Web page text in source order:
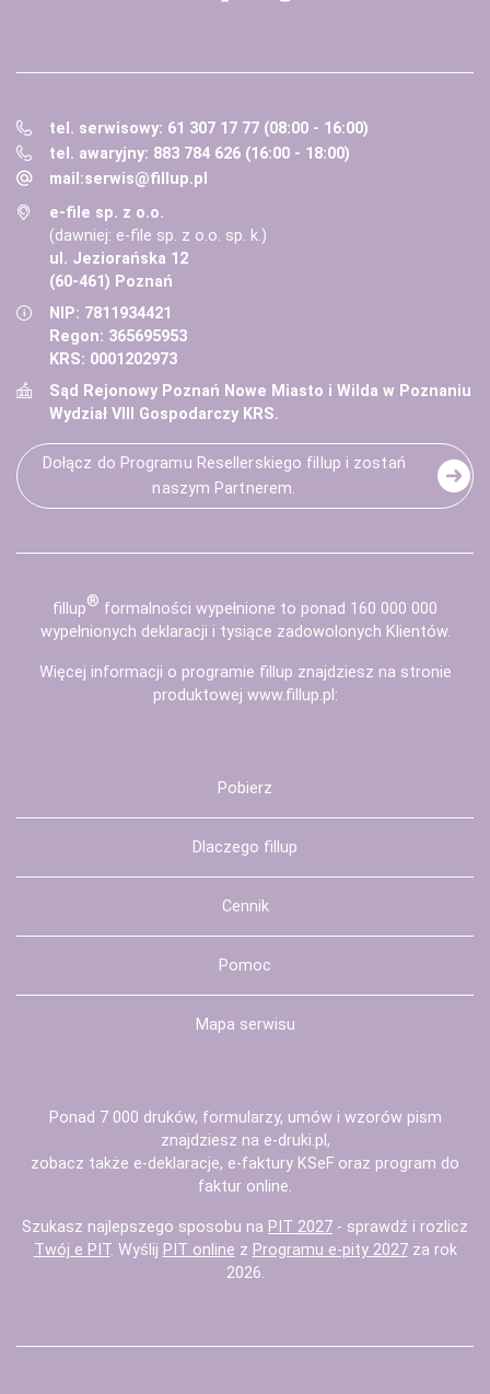
tel. serwisowy: 61 307 17 77 (08:00 - 16:00)
tel. awaryjny: 883 784 626 (16:00 - 18:00)
mail:serwis@fillup.pl
e-file sp. z o.o.
(dawniej: e-file sp. z o.o. sp. k.)
ul. Jeziorańska 12
(60-461) Poznań
NIP: 7811934421
Regon: 365695953
KRS: 0001202973
Sąd Rejonowy Poznań Nowe Miasto i Wilda w Poznaniu
Wydział VIII Gospodarczy KRS.
Dołącz do Programu Resellerskiego fillup i zostań
naszym Partnerem.
fillup® formalności wypełnione to ponad 160 000 000
wypełnionych deklaracji i tysiące zadowolonych Klientów.
Więcej informacji o programie fillup znajdziesz na stronie
produktowej www.fillup.pl:
Pobierz
Dlaczego fillup
Cennik
Pomoc
Mapa serwisu
Ponad 7 000 druków, formularzy, umów i wzorów pism
znajdziesz na e-druki.pl,
zobacz także e-deklaracje, e-faktury KSeF oraz program do
faktur online.
Szukasz najlepszego sposobu na PIT 2027 - sprawdź i rozlicz
Twój e PIT. Wyślij PIT online z Programu e-pity 2027za rok
2026.